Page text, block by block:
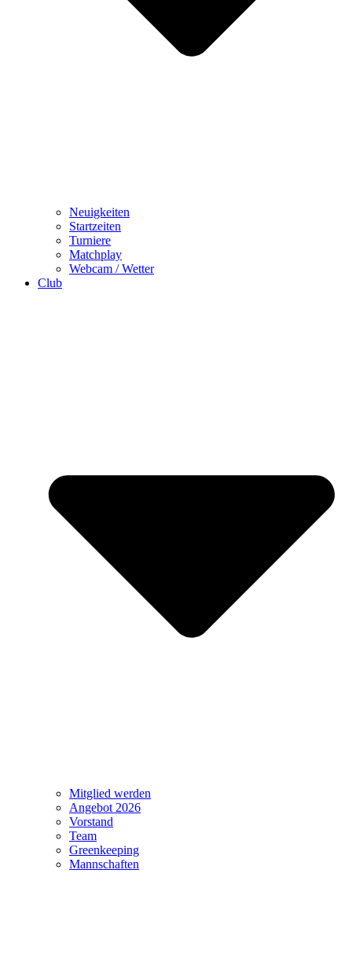
Neuigkeiten
Startzeiten
Turniere
Matchplay
Webcam / Wetter
Club
Mitglied werden
Angebot 2026
Vorstand
Team
Greenkeeping
Mannschaften